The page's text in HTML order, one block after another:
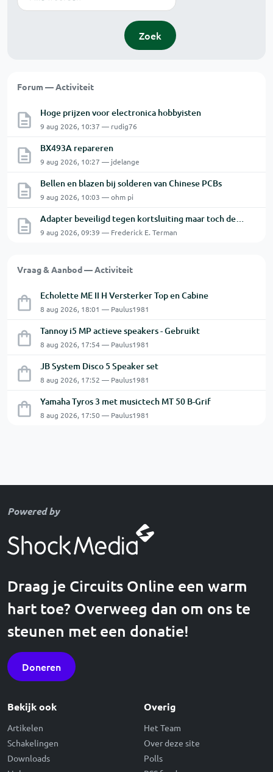
Zoek
Forum — Activiteit
Hoge prijzen voor electronica hobbyisten
9 aug 2026, 10:37 — rudig76
BX493A repareren
9 aug 2026, 10:27 — jdelange
Bellen en blazen bij solderen van Chinese PCBs
9 aug 2026, 10:03 — ohm pi
Adapter beveiligd tegen kortsluiting maar toch defect?
9 aug 2026, 09:39 — Frederick E. Terman
Vraag & Aanbod — Activiteit
Echolette ME II H Versterker Top en Cabine
8 aug 2026, 18:01 — Paulus1981
Tannoy i5 MP actieve speakers - Gebruikt
8 aug 2026, 17:54 — Paulus1981
JB System Disco 5 Speaker set
8 aug 2026, 17:52 — Paulus1981
Yamaha Tyros 3 met musictech MT 50 B-Grif
8 aug 2026, 17:50 — Paulus1981
Powered by
Draag je Circuits Online een warm
hart toe? Overweeg dan om ons te
steunen met een donatie!
Doneren
Bekijk ook
Artikelen
Schakelingen
Downloads
Overig
Het Team
Over deze site
Polls